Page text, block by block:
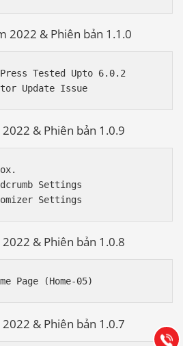
2022 & Phiên bản 1.1.0
Tested Upto 6.0.2
& Phiên bản 1.0.9
Settings
& Phiên bản 1.0.8
& Phiên bản 1.0.7
Gọi
Báo giá & Đặt hàng:
0903.976.769
(028) 22.166.144
Tư vấn